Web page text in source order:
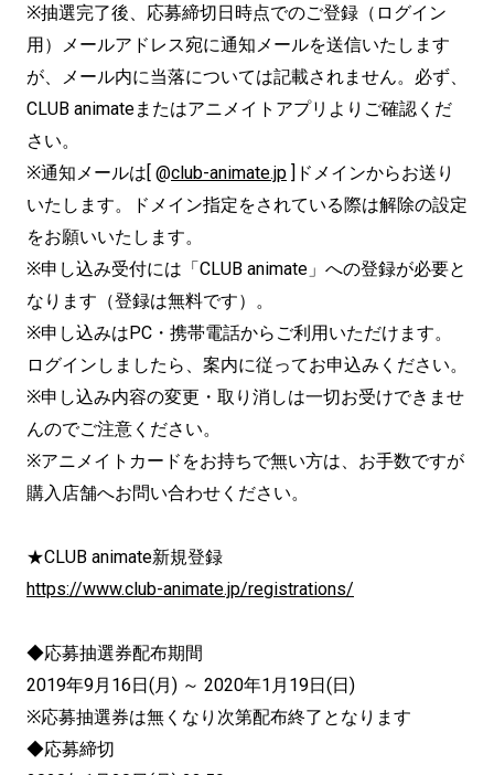
※抽選完了後、応募締切日時点でのご登録（ログイン
用）メールアドレス宛に通知メールを送信いたします
が、メール内に当落については記載されません。必ず、
CLUB animateまたはアニメイトアプリよりご確認くだ
さい。
※通知メールは[ @club-animate.jp ]ドメインからお送り
いたします。ドメイン指定をされている際は解除の設定
をお願いいたします。
※申し込み受付には「CLUB animate」への登録が必要と
なります（登録は無料です）。
※申し込みはPC・携帯電話からご利用いただけます。
ログインしましたら、案内に従ってお申込みください。
※申し込み内容の変更・取り消しは一切お受けできませ
んのでご注意ください。
※アニメイトカードをお持ちで無い方は、お手数ですが
購入店舗へお問い合わせください。
★CLUB animate新規登録
https://www.club-animate.jp/registrations/
◆応募抽選券配布期間
2019年9月16日(月) ～ 2020年1月19日(日)
※応募抽選券は無くなり次第配布終了となります
◆応募締切